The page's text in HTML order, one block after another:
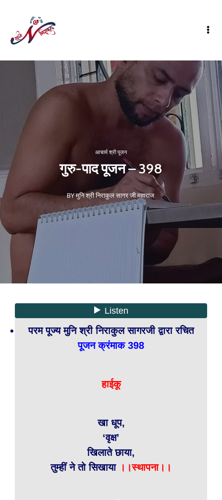
आचार्य श्री पूजन
गुरु-पाद पूजन – 398
BY मुनि श्री निराकुल सागर जी महाराज
परम पूज्य मुनि श्री निराकुल सागरजी द्वारा रचित
पूजन क्रंमाक 398
हाईकू
खा धूप,
‘वृक्ष’
खिलाते छाया,
तुम्हीं ने तो सिखाया।।स्थापना।।